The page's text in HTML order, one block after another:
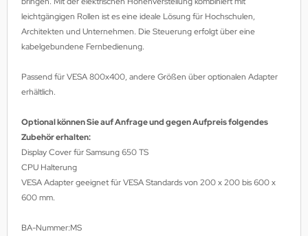
leichtgängigen Rollen ist es eineideale Lösung für Hochschulen,
Architekten und Unternehmen. Die Steuerung erfolgt über eine
kabelgebundene Fernbedienung.
Passend für VESA 800x400, andere Größen über optionalen Adapter
erhältlich.
Optional können Sie auf Anfrage und gegen Aufpreis folgendes
Zubehör erhalten:
Display Cover für Samsung 650 TS
CPU Halterung
VESA Adapter geeignet für VESA Standards von 200 x 200 bis 600 x
600 mm.
BA-Nummer:MS